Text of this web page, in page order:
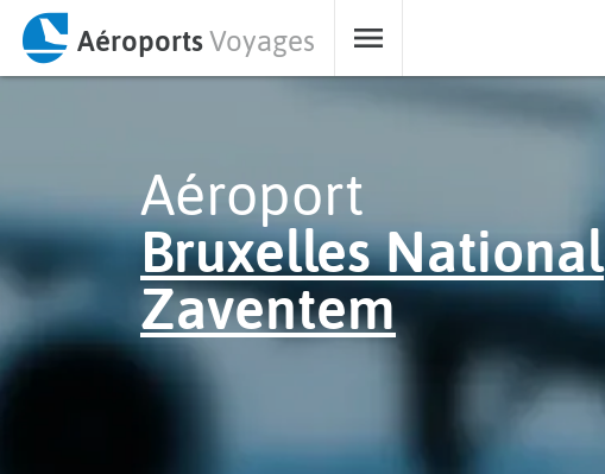
AéroportsVoyages
Aéroport
Bruxelles National
Zaventem